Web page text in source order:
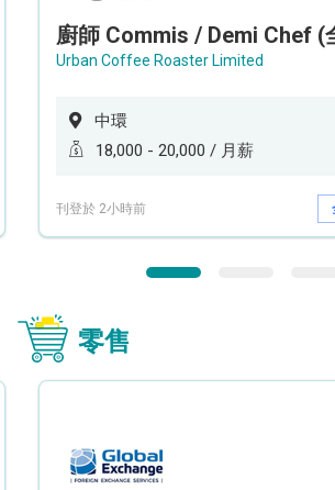
Urban Coffee Roaster Limited
中環
18,000 - 20,000 / 月薪
刊登於 2小時前
零售